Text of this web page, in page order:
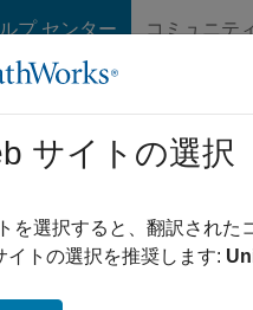
プ センター コミュニテ
サイトの選択
を選択すると、翻訳された
イトの選択を推奨します: